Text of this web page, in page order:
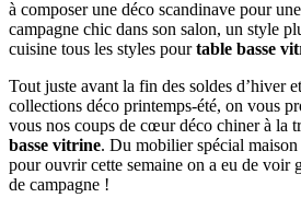
à composer une déco scandinave pour
campagne chic dans son salon, un style
cuisine tous les styles pourtable basse
Tout juste avant la fin des soldes d’hiver
collections déco printemps-été, on vous
vous nos coups de cœur déco chiner à la
basse vitrine. Du mobilier spécial
pour ouvrir cette semaine on a eu de voir
de campagne !